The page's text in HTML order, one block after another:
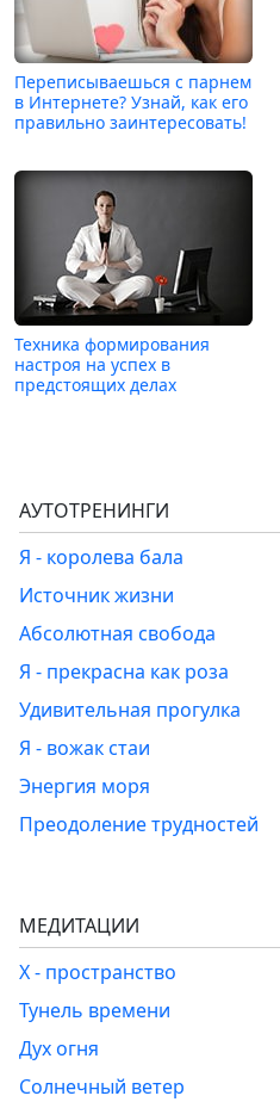
Переписываешься с парнем
в Интернете? Узнай, как его
правильно заинтересовать!
Техника формирования
настроя на успех в
предстоящих делах
АУТОТРЕНИНГИ
Я - королева бала
Источник жизни
Абсолютная свобода
Я - прекрасна как роза
Удивительная прогулка
Я - вожак стаи
Энергия моря
Преодоление трудностей
МЕДИТАЦИИ
Х - пространство
Тунель времени
Дух огня
Солнечный ветер